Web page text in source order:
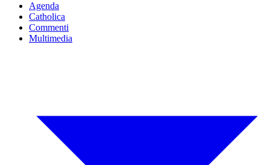
Agenda
Catholica
Commenti
Multimedia